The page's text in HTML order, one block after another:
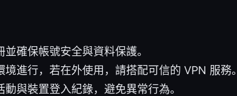
確保帳號安全與資料保護。
進行，若在外使用，請搭配可信的 VPN 服務。
與裝置登入紀錄，避免異常行為。